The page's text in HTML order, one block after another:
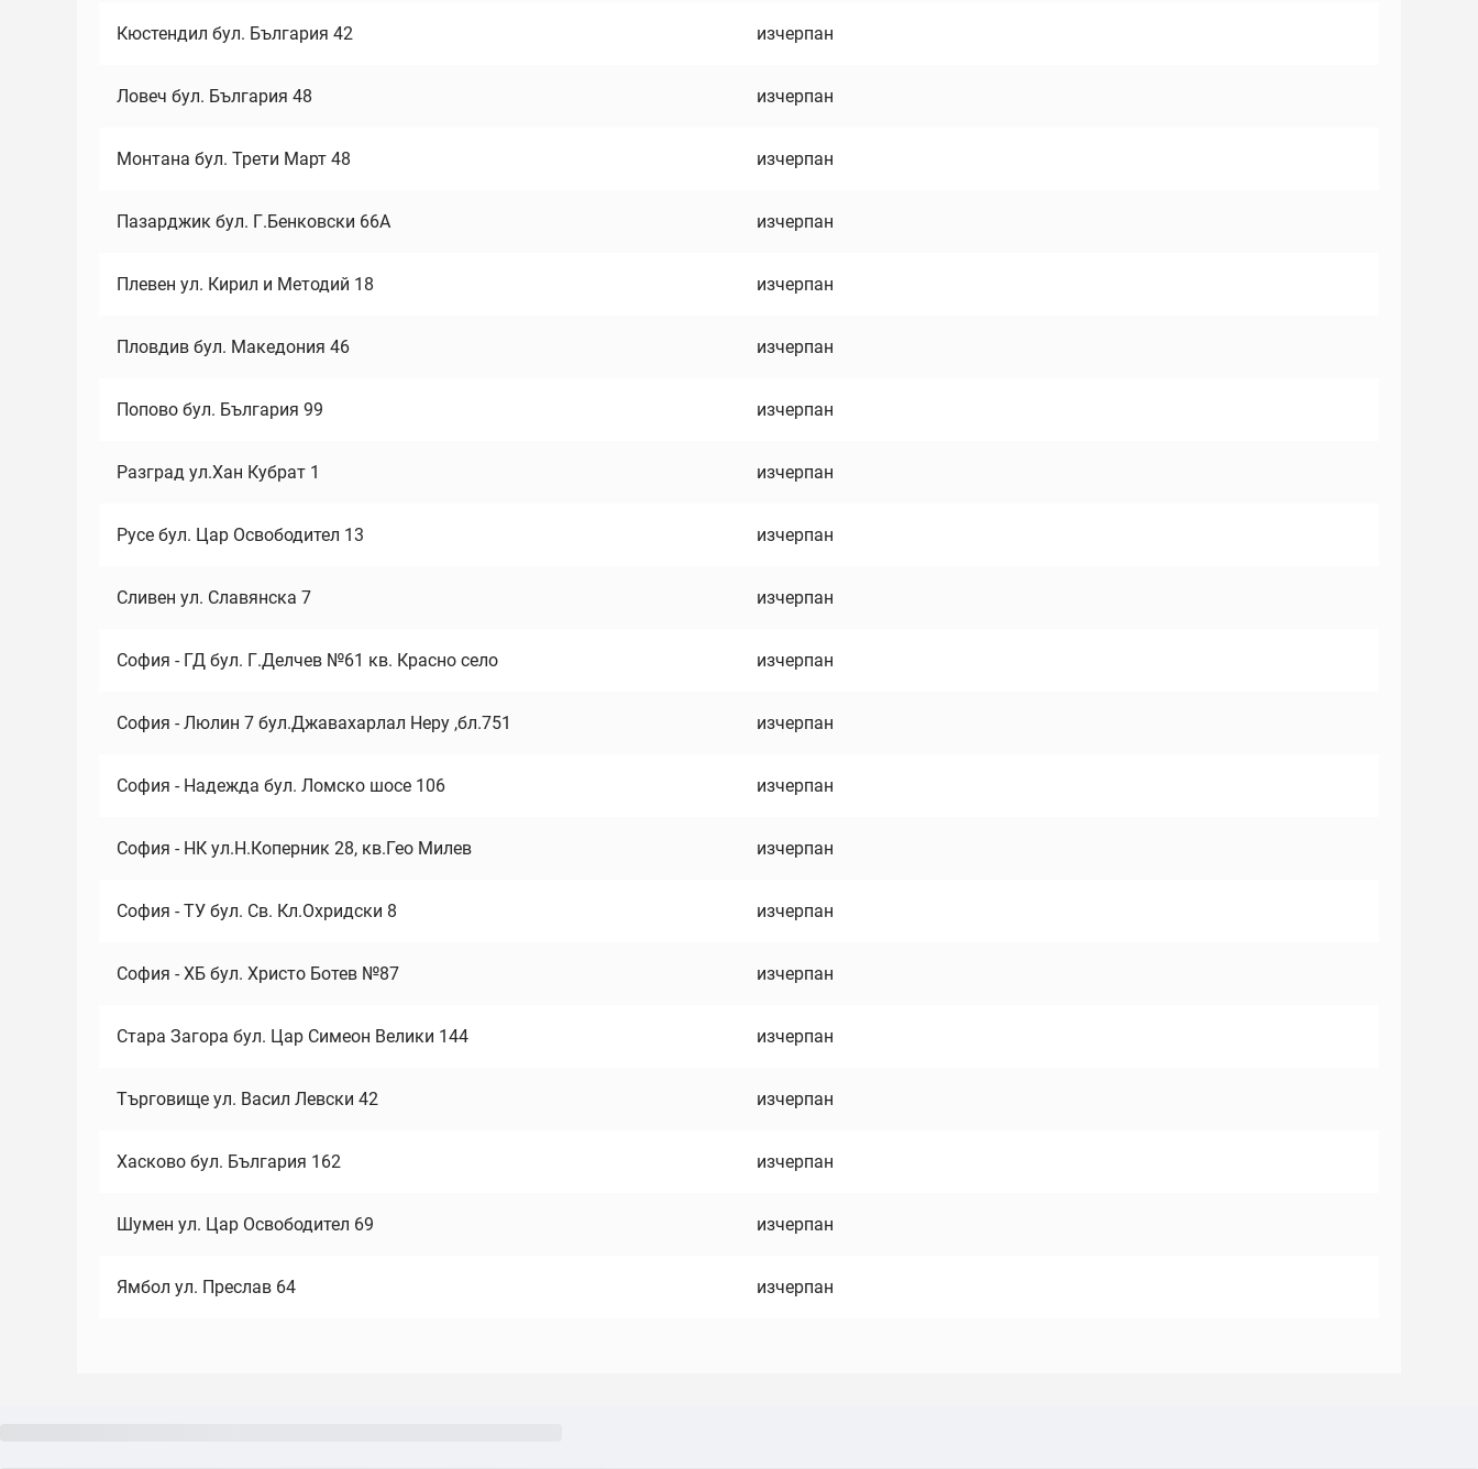
Кюстендил бул. България 42 изчерпан
Ловеч бул. България 48 изчерпан
Монтана бул. Трети Март 48 изчерпан
Пазарджик бул. Г.Бенковски 66А изчерпан
Плевен ул. Кирил и Методий 18 изчерпан
Пловдив бул. Македония 46 изчерпан
Попово бул. България 99 изчерпан
Разград ул.Хан Кубрат 1 изчерпан
Русе бул. Цар Освободител 13 изчерпан
Сливен ул. Славянска 7 изчерпан
София - ГД бул. Г.Делчев №61 кв. Красно село изчерпан
София - Люлин 7 бул.Джавахарлал Неру ,бл.751 изчерпан
София - Надежда бул. Ломско шосе 106 изчерпан
София - НК ул.Н.Коперник 28, кв.Гео Милев изчерпан
София - ТУ бул. Св. Кл.Охридски 8 изчерпан
София - ХБ бул. Христо Ботев №87 изчерпан
Стара Загора бул. Цар Симеон Велики 144 изчерпан
Търговище ул. Васил Левски 42 изчерпан
Хасково бул. България 162 изчерпан
Шумен ул. Цар Освободител 69 изчерпан
Ямбол ул. Преслав 64 изчерпан